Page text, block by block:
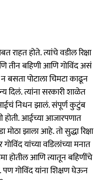
राहत होते. त्यांचे वडील रिक्षा
तीन बहिणी आणि गोविंद असं
पोटाला चिमटा काढून
दिलं. त्यांना सरकारी शाळेत
निधन झालं. संपूर्ण कुटुंब
होती. आईच्या आजारपणात
झाला आहे. तो सुद्धा रिक्षा
यांच्या वडिलांच्या मनात
होतील आणि त्यातून बहिणींचे
गोविंद यांना शिक्षण घेऊन